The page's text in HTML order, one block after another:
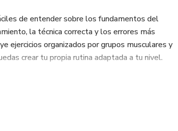
de entender sobre los fundamentos del
la técnica correcta y los errores más
ejercicios organizados por grupos musculares y
crear tu propia rutina adaptada a tu nivel.
también a desarrollar disciplina, constancia y